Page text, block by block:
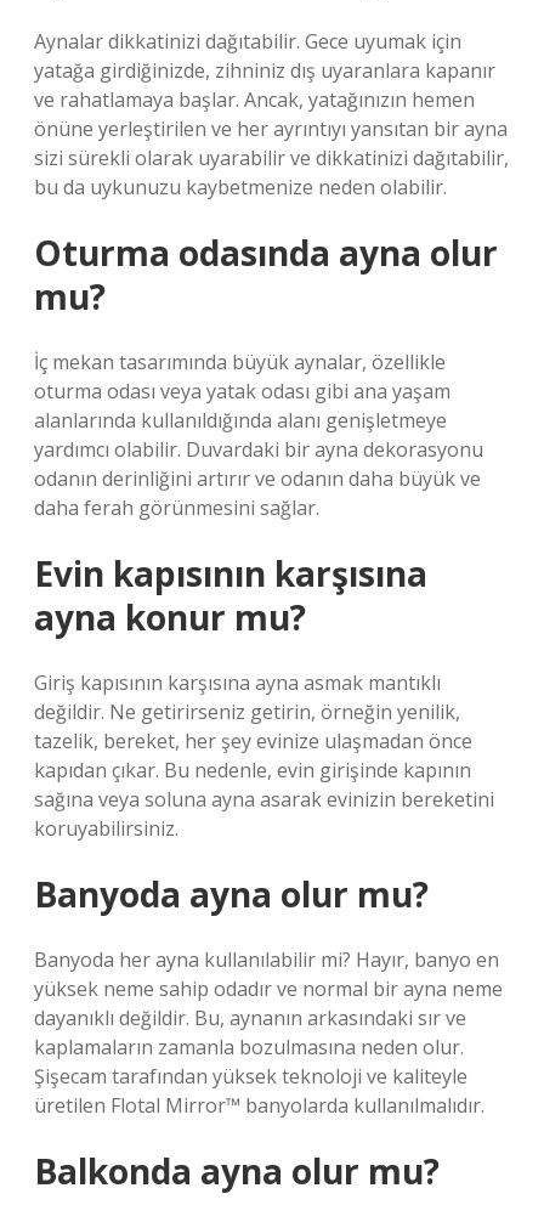
Aynalar dikkatinizi dağıtabilir. Gece uyumak için
yatağa girdiğinizde, zihniniz dış uyaranlara kapanır
ve rahatlamaya başlar. Ancak, yatağınızın hemen
önüne yerleştirilen ve her ayrıntıyı yansıtan bir ayna
sizi sürekli olarak uyarabilir ve dikkatinizi dağıtabilir,
bu da uykunuzu kaybetmenize neden olabilir.
Oturma odasında ayna olur
mu?
İç mekan tasarımında büyük aynalar, özellikle
oturma odası veya yatak odası gibi ana yaşam
alanlarında kullanıldığında alanı genişletmeye
yardımcı olabilir. Duvardaki bir ayna dekorasyonu
odanın derinliğini artırır ve odanın daha büyük ve
daha ferah görünmesini sağlar.
Evin kapısının karşısına
ayna konur mu?
Giriş kapısının karşısına ayna asmak mantıklı
değildir. Ne getirirseniz getirin, örneğin yenilik,
tazelik, bereket, her şey evinize ulaşmadan önce
kapıdan çıkar. Bu nedenle, evin girişinde kapının
sağına veya soluna ayna asarak evinizin bereketini
koruyabilirsiniz.
Banyoda ayna olur mu?
Banyoda her ayna kullanılabilir mi? Hayır, banyo en
yüksek neme sahip odadır ve normal bir ayna neme
dayanıklı değildir. Bu, aynanın arkasındaki sır ve
kaplamaların zamanla bozulmasına neden olur.
Şişecam tarafından yüksek teknoloji ve kaliteyle
üretilen Flotal Mirror™ banyolarda kullanılmalıdır.
Balkonda ayna olur mu?